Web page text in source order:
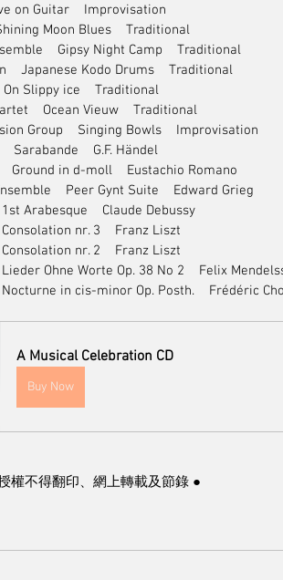
on Guitar    Improvisation
Moon Blues    Traditional
Gipsy Night Camp    Traditional
Japanese Kodo Drums    Traditional
On Slippy ice    Traditional
Ocean Vieuw    Traditional
Group    Singing Bowls    Improvisation
Sarabande    G.F. Händel
Ground in d-moll    Eustachio Romano
Peer Gynt Suite    Edward Grieg
1st Arabesque    Claude Debussy
Consolation nr. 3    Franz Liszt
Consolation nr. 2    Franz Liszt
Lieder Ohne Worte Op. 38 No 2    Felix
Nocturne in cis-minor Op. Posth.    Frédéric
A Musical Celebration CD
Buy Now
權不得翻印、網上轉載及節錄 ●